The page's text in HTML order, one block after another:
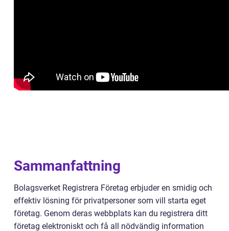
Sammanfattning
Bolagsverket Registrera Företag erbjuder en smidig och
effektiv lösning för privatpersoner som vill starta eget
företag. Genom deras webbplats kan du registrera ditt
företag elektroniskt och få all nödvändig information